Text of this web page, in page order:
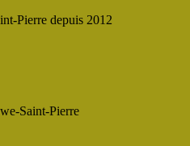
Pierre depuis 2012
Saint-Pierre